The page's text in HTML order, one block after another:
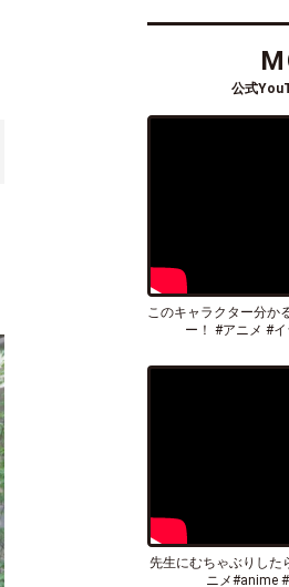
公式
このキャラクター分か
ー！ #アニメ #
先生にむちゃぶりした
ニメ#anime